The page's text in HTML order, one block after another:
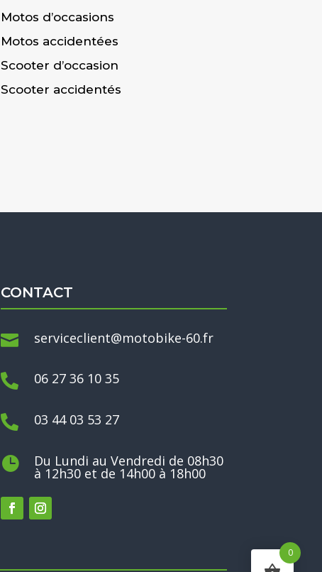
Motos d’occasions
Motos accidentées
Scooter d’occasion
Scooter accidentés
CONTACT
 serviceclient@motobike-60.fr
 06 27 36 10 35
 03 44 03 53 27
 Du Lundi au Vendredi de 08h30
à 12h30 et de 14h00 à 18h00
0